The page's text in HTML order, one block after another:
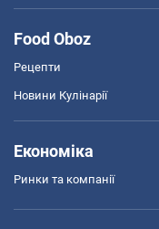
Food Oboz
Рецепти
Новини Кулінарії
Економіка
Ринки та компанії